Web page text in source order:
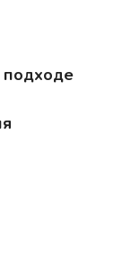
подходе